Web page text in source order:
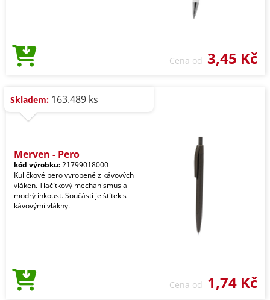
Cena od 3,45 Kč
Skladem: 163.489 ks
Meryen - Pero
kód výrobku:21799018000
Kuličkové pero vyrobené z kávových
vláken. Tlačítkový mechanismus a
modrý inkoust. Součástí je štítek s
kávovými vlákny.
Cena od 1,74 Kč